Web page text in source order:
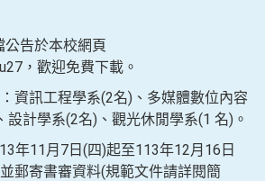
告於本校網頁
，歡迎免費下載。
資訊工程學系(2名)、多媒體數位內容
設計學系(2名)、觀光休閒學系(1 名)。
年11月7日(四)起至113年12月16日
郵寄書審資料(規範文件請詳閱簡